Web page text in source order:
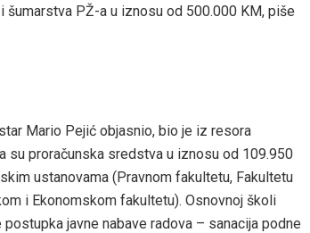
PŽ-a u iznosu od 500.000 KM, piše
Mario Pejić objasnio, bio je iz resora
su proračunska sredstva u iznosu od 109.950
ustanovama (Pravnom fakultetu, Fakultetu
i Ekonomskom fakultetu). Osnovnoj školi
javne nabave radova – sanacija podne